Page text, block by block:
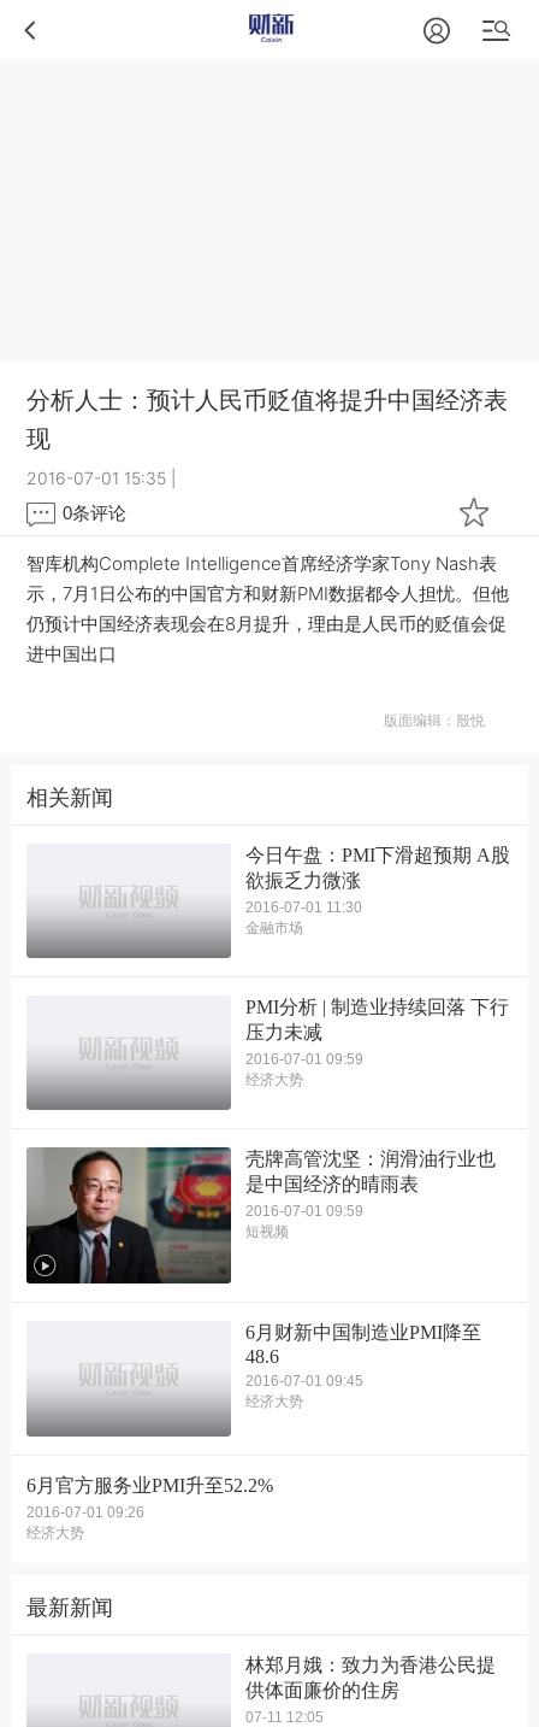
分析人士：预计人民币贬值将提升中国经济表
现
2016-07-01 15:35
0条评论
智库机构Complete Intelligence首席经济学家Tony Nash表
示，7月1日公布的中国官方和财新PMI数据都令人担忧。但他
仍预计中国经济表现会在8月提升，理由是人民币的贬值会促
进中国出口
版面编辑：殷悦
相关新闻
今日午盘：PMI下滑超预期 A股
欲振乏力微涨
2016-07-01 11:30
金融市场
PMI分析 | 制造业持续回落 下行
压力未减
2016-07-01 09:59
经济大势
壳牌高管沈坚：润滑油行业也
是中国经济的晴雨表
2016-07-01 09:59
短视频
6月财新中国制造业PMI降至
48.6
2016-07-01 09:45
经济大势
6月官方服务业PMI升至52.2%
2016-07-01 09:26
经济大势
最新新闻
林郑月娥：致力为香港公民提
供体面廉价的住房
07-11 12:05